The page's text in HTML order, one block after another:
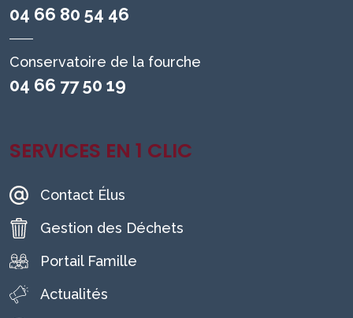
04 66 80 54 46
Conservatoire de la fourche
04 66 77 50 19
SERVICES EN 1 CLIC
Contact Élus
Gestion des Déchets
Portail Famille
Actualités